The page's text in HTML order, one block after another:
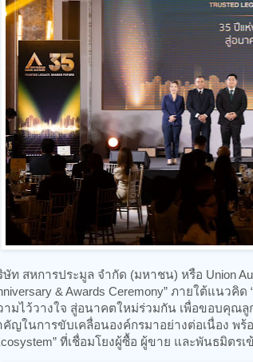
ษัท สหการประมูล จำกัด (มหาชน) หรือ Union
& Awards Ceremony” ภายใต้แนวคิด
ามไว้วางใจ สู่อนาคตใหม่ร่วมกัน เพื่อขอบคุณ
คัญในการขับเคลื่อนองค์กรมาอย่างต่อเนื่อง พ
ที่เชื่อมโยงผู้ซื้อ ผู้ขาย และพันธมิตร